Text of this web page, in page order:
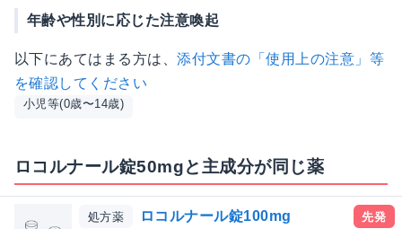
年齢や性別に応じた注意喚起
以下にあてはまる方は、添付文書の「使用上の注意」等
を確認してください
小児等(0歳〜14歳)
ロコルナール錠50mgと主成分が同じ薬
処方薬 ロコルナール錠100mg 先発